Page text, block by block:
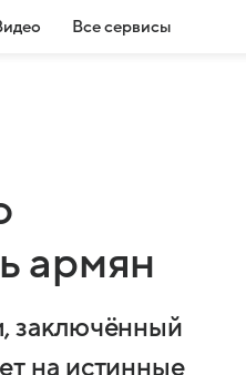
Все сервисы
армян
заключённый
на истинные